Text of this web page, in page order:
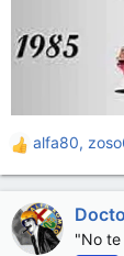
R
e
a
c
c
alfa80,
"No te